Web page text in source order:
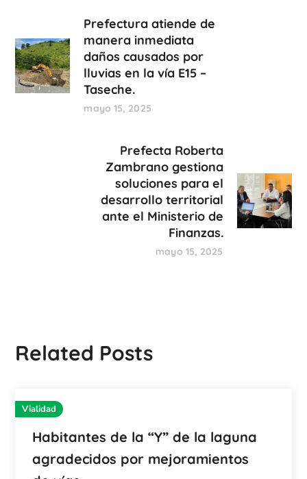
Prefectura atiende de
manera inmediata
daños causados por
lluvias en la vía E15 –
Taseche.
mayo 15, 2025
Prefecta Roberta
Zambrano gestiona
soluciones para el
desarrollo territorial
ante el Ministerio de
Finanzas.
mayo 15, 2025
Related Posts
Vialidad
Habitantes de la “Y” de la laguna
agradecidos por mejoramientos